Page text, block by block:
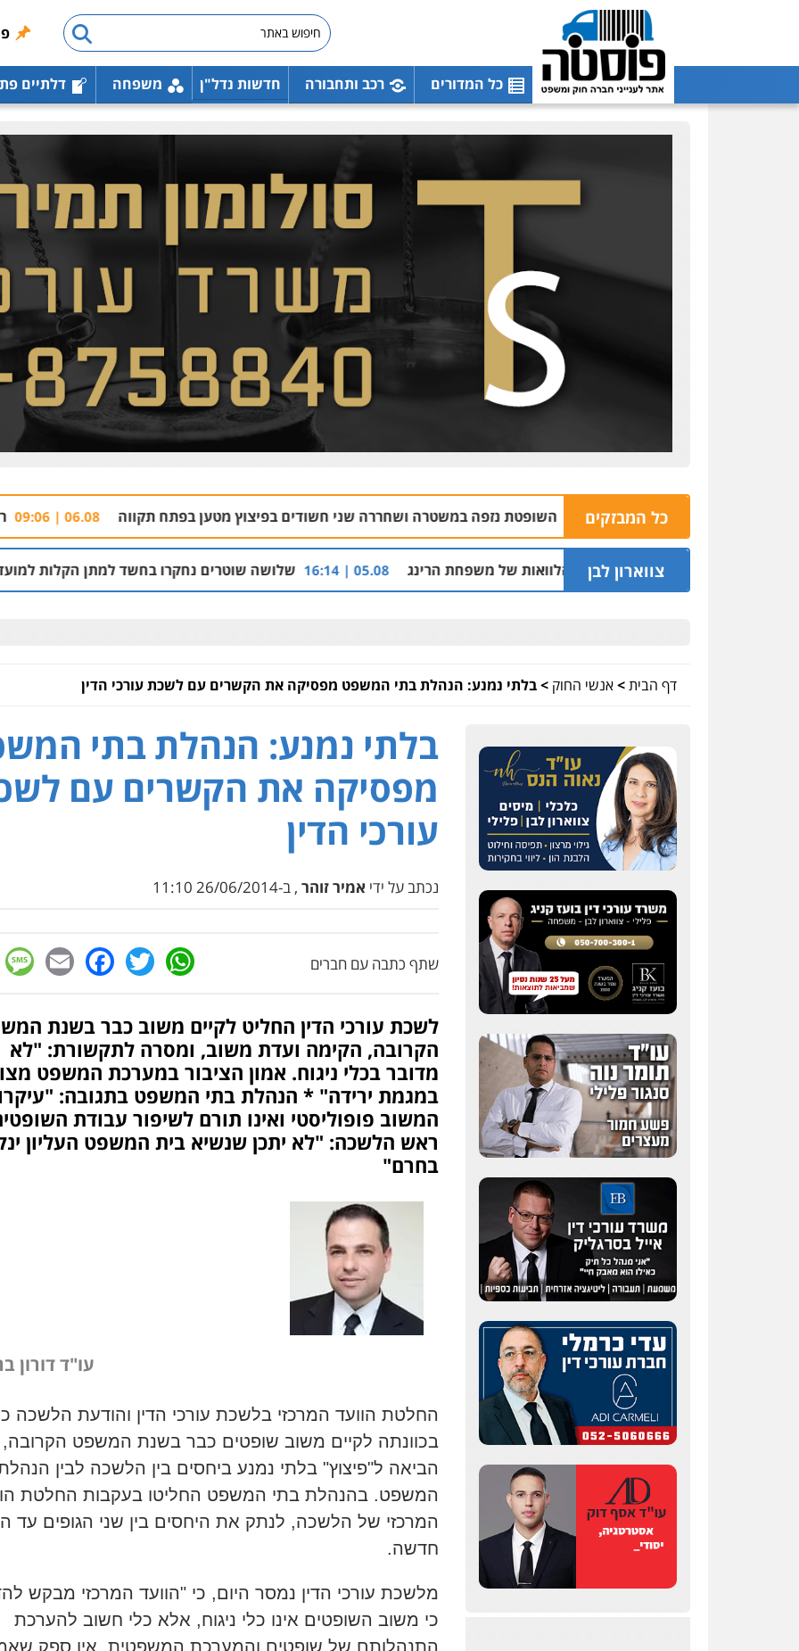
כל המדורים רכב ותחבורה חדשות נדל"ן משפחה דלתיים
כל המבזקים
השופטת נזפה במשטרה ושחררה שני חשודים בפיצוץ מטען בפתח תקווה 06.08 | 09:06 רימונים
צווארון לבן
בחיפה וסינדיקאט ההלוואות של משפחת הרינג 05.08 | 16:14 שלושה שוטרים נחקרו בחשד למתן הקלות למועדון בבעלות
דף הבית>אנשי החוק >בלתי נמנע: הנהלת בתי המשפט מפסיקה את הקשרים עם לשכת עורכי הדין
בלתי נמנע: הנהלת בתי
מפסיקה את הקשרים עם
עורכי הדין
נכתב על ידי אמיר זוהר , ב-26/06/2014 11:10
שתף כתבה עם חברים WhatsApp
Twitter
לשכת עורכי הדין החליט לקיים משוב כבר בשנת
הקרובה, הקימה ועדת משוב, ומסרה לתקשורת: "לא
מדובר בכלי ניגוח. אמון הציבור במערכת המשפט
במגמת ירידה" * הנהלת בתי המשפט בתגובה:
המשוב פופוליסטי ואינו תורם לשיפור עבודת
ראש הלשכה: "לא יתכן שנשיא בית המשפט העליון
בחרם"
עו"ד דורון
החלטת הוועד המרכזי בלשכת עורכי הדין והודעת הלשכה
בכוונתה לקיים משוב שופטים כבר בשנת המשפט הקרובה,
הביאה ל"פיצוץ" בלתי נמנע ביחסים בין הלשכה לבין
המשפט. בהנהלת בתי המשפט החליטו בעקבות החלטת
המרכזי של הלשכה, לנתק את היחסים בין שני הגופים עד
חדשה.
מלשכת עורכי הדין נמסר היום, כי "הוועד המרכזי מבקש
כי משוב השופטים אינו כלי ניגוח, אלא כלי חשוב להערכת
התנהלותם של שופטים והמערכת המשפטית. אין ספק